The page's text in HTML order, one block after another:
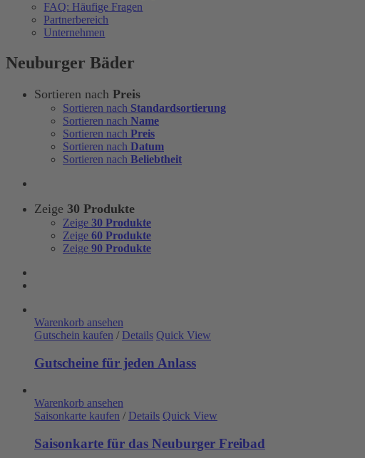
FAQ: Häufige Fragen
Partnerbereich
Unternehmen
Neuburger Bäder
Sortieren nach Preis
Sortieren nach Standardsortierung
Sortieren nach Name
Sortieren nach Preis
Sortieren nach Datum
Sortieren nach Beliebtheit
Zeige 30 Produkte
Zeige 30 Produkte
Zeige 60 Produkte
Zeige 90 Produkte
Warenkorb ansehen
Gutschein kaufen / Details Quick View
Gutscheine für jeden Anlass
Warenkorb ansehen
Saisonkarte kaufen / Details Quick View
Saisonkarte für das Neuburger Freibad